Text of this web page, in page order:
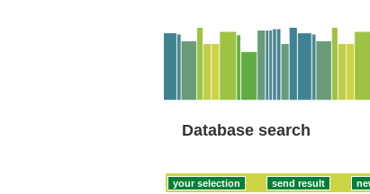
Database search